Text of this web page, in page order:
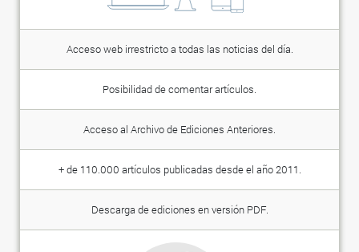
Acceso web irrestricto a todas las noticias del día.
Posibilidad de comentar artículos.
Acceso al Archivo de Ediciones Anteriores.
+ de 110.000 artículos publicadas desde el año 2011.
Descarga de ediciones en versión PDF.